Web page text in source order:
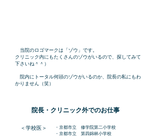
当院のロゴマークは「ゾウ」です。
クリニック内にもたくさんのゾウがいるので、探してみて
下さいね＾＾）
院内にトータル何頭のゾウがいるのか、院長の私にもわ
かりません（笑）
院長・クリニック外でのお仕事
・京都市立 修学院第二小学校
・京都市立 第四錦林小学校
＜学校医＞